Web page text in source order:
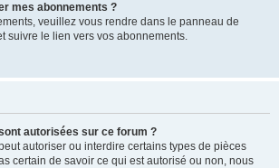
mes abonnements ?
veuillez vous rendre dans le panneau de
suivre le lien vers vos abonnements.
autorisées sur ce forum ?
autoriser ou interdire certains types de pièces
certain de savoir ce qui est autorisé ou non, nous